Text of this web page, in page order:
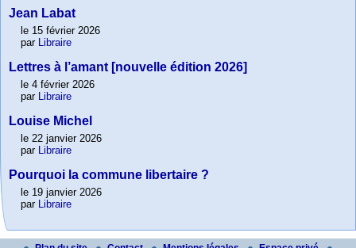
Jean Labat
le 15 février 2026
par Libraire
Lettres à l’amant [nouvelle édition 2026]
le 4 février 2026
par Libraire
Louise Michel
le 22 janvier 2026
par Libraire
Pourquoi la commune libertaire ?
le 19 janvier 2026
par Libraire